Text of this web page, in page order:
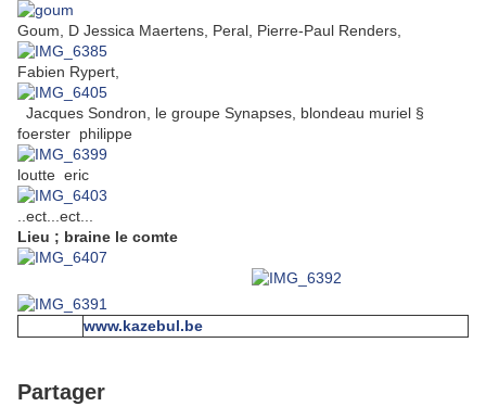
Goum, D Jessica Maertens, Peral, Pierre-Paul Renders,
Fabien Rypert,
Jacques Sondron, le groupe Synapses, blondeau muriel §
foerster philippe
loutte eric
..ect...ect...
Lieu ; braine le comte
www.kazebul.be
Partager